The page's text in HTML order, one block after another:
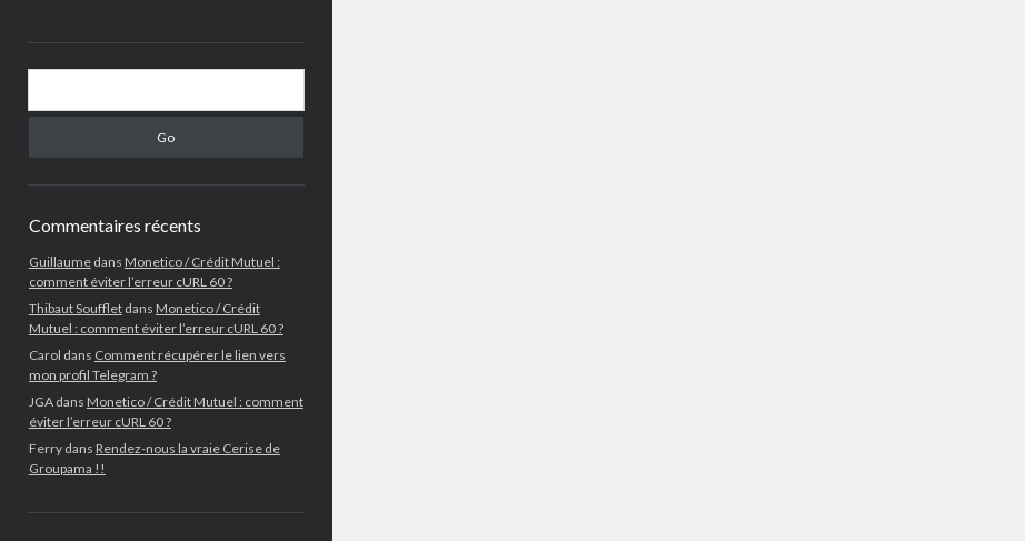
Commentaires récents
Guillaumedans Monetico / Crédit Mutuel :
comment éviter l’erreur cURL 60 ?
Thibaut Souffletdans Monetico / Crédit
Mutuel : comment éviter l’erreur cURL 60 ?
Carol dans Comment récupérer le lien vers
mon profil Telegram ?
JGAdans Monetico / Crédit Mutuel : comment
éviter l’erreur cURL 60 ?
Ferrydans Rendez-nous la vraie Cerise de
Groupama !!